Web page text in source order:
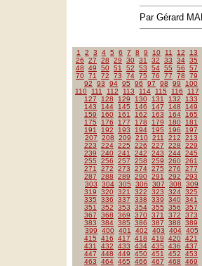
Par Gérard
1 2 3 4 5 6 7 8 9 10 11 12
13
26
27 28 29 30 31 32 33 34 35
48
49 50 51 52 53 54 55 56
57
70 71 72 73 74 75 76 77 78
79
92
93 94 95 96 97 98 99
100
110
111 112 113 114 115 116
117
127
128 129 130 131 132
133
143
144 145 146 147 148
149
159
160 161 162 163 164
165
175
176 177 178 179 180
181
191
192 193 194 195 196
197
207
208 209 210 211 212
213
223
224 225 226 227 228
229
239
240 241 242 243 244 245
255
256 257 258 259 260 261
271
272 273 274 275 276
277
287
288 289 290 291 292
293
303
304 305 306 307 308
309
319
320 321 322 323 324 325
335
336 337 338 339 340 341
351
352 353 354 355 356
357
367
368 369 370 371 372
373
383
384 385 386 387 388
389
399
400 401 402 403 404 405
415
416 417 418 419 420 421
431
432 433 434 435 436
437
447
448 449 450 451 452
453
463
464 465 466 467 468 469